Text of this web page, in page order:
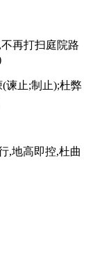
再打扫庭院路
谏止;制止);杜弊
,地高即控,杜曲